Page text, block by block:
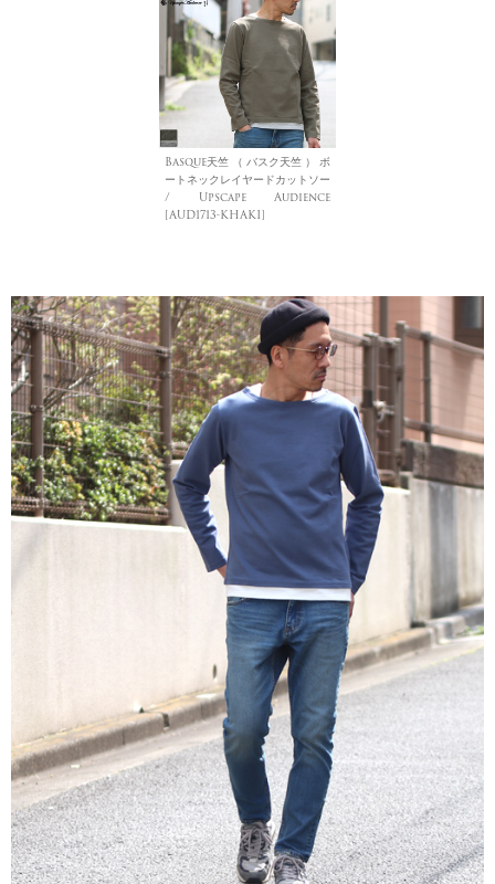
Basque天竺 （ バスク天竺 ） ボ
ートネックレイヤードカットソー
/ Upscape Audience
[AUD1713-KHAKI]